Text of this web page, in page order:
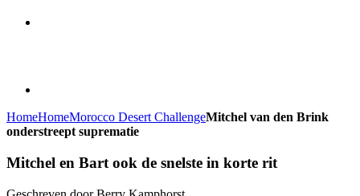
HomeHomeMorocco Desert ChallengeMitchel van den Brink
onderstreept suprematie
Mitchel en Bart ook de snelste in korte rit